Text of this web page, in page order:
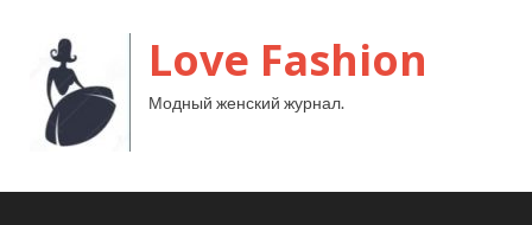
Love Fashion
Модный женский журнал.